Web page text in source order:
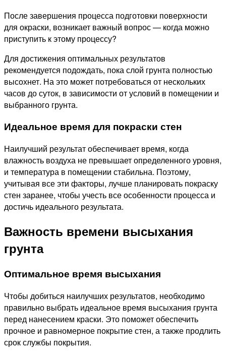
После завершения процесса подготовки поверхности
для окраски, возникает важный вопрос — когда можно
приступить к этому процессу?
Для достижения оптимальных результатов
рекомендуется подождать, пока слой грунта полностью
высохнет. На это может потребоваться от нескольких
часов до суток, в зависимости от условий в помещении и
выбранного грунта.
Идеальное время для покраски стен
Наилучший результат обеспечивает время, когда
влажность воздуха не превышает определенного уровня,
и температура в помещении стабильна. Поэтому,
учитывая все эти факторы, лучше планировать покраску
стен заранее, чтобы учесть все особенности процесса и
достичь идеального результата.
Важность времени высыхания
грунта
Оптимальное время высыхания
Чтобы добиться наилучших результатов, необходимо
правильно выбрать идеальное время высыхания грунта
перед нанесением краски. Это поможет обеспечить
прочное и равномерное покрытие стен, а также продлить
срок службы покрытия.